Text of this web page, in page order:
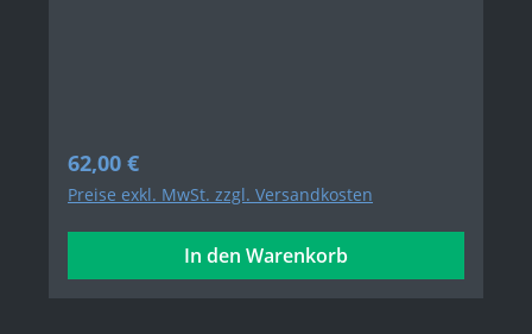
Regulärer Preis:
62,00 €
Preise exkl. MwSt. zzgl. Versandkosten
In den Warenkorb